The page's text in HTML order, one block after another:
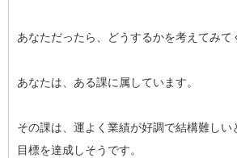
あなただったら、どうするかを考えてみて
あなたは、ある課に属しています。
その課は、運よく業績が好調で結構難し
目標を達成しそうです。